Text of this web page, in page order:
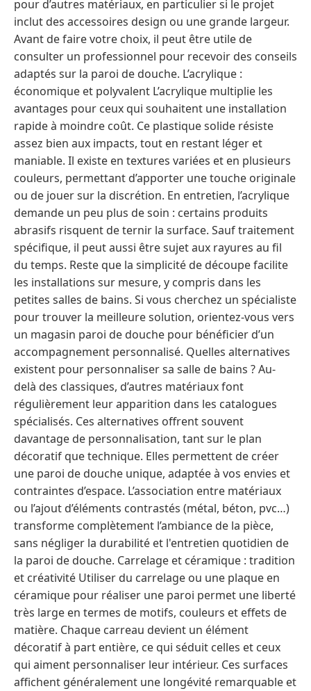
pour d’autres matériaux, en particulier si le projet
inclut des accessoires design ou une grande largeur.
Avant de faire votre choix, il peut être utile de
consulter un professionnel pour recevoir des conseils
adaptés sur la paroi de douche. L’acrylique :
économique et polyvalent L’acrylique multiplie les
avantages pour ceux qui souhaitent une installation
rapide à moindre coût. Ce plastique solide résiste
assez bien aux impacts, tout en restant léger et
maniable. Il existe en textures variées et en plusieurs
couleurs, permettant d’apporter une touche originale
ou de jouer sur la discrétion. En entretien, l’acrylique
demande un peu plus de soin : certains produits
abrasifs risquent de ternir la surface. Sauf traitement
spécifique, il peut aussi être sujet aux rayures au fil
du temps. Reste que la simplicité de découpe facilite
les installations sur mesure, y compris dans les
petites salles de bains. Si vous cherchez un spécialiste
pour trouver la meilleure solution, orientez-vous vers
un magasin paroi de douche pour bénéficier d’un
accompagnement personnalisé. Quelles alternatives
existent pour personnaliser sa salle de bains ? Au-
delà des classiques, d’autres matériaux font
régulièrement leur apparition dans les catalogues
spécialisés. Ces alternatives offrent souvent
davantage de personnalisation, tant sur le plan
décoratif que technique. Elles permettent de créer
une paroi de douche unique, adaptée à vos envies et
contraintes d’espace. L’association entre matériaux
ou l’ajout d’éléments contrastés (métal, béton, pvc…)
transforme complètement l’ambiance de la pièce,
sans négliger la durabilité et l'entretien quotidien de
la paroi de douche. Carrelage et céramique : tradition
et créativité Utiliser du carrelage ou une plaque en
céramique pour réaliser une paroi permet une liberté
très large en termes de motifs, couleurs et effets de
matière. Chaque carreau devient un élément
décoratif à part entière, ce qui séduit celles et ceux
qui aiment personnaliser leur intérieur. Ces surfaces
affichent généralement une longévité remarquable et